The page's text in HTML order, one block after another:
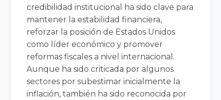
credibilidad institucional ha sido clave para
mantener la estabilidad financiera,
reforzar la posición de Estados Unidos
como líder económico y promover
reformas fiscales a nivel internacional.
Aunque ha sido criticada por algunos
sectores por subestimar inicialmente la
inflación, también ha sido reconocida por